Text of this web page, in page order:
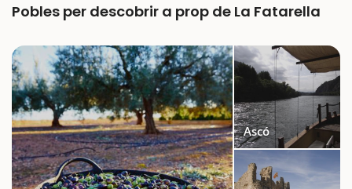
Pobles per descobrir a prop de La Fatarella
Ascó